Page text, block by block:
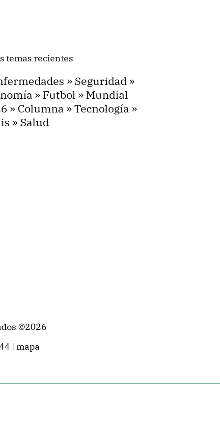
temas recientes
» Seguridad»
» Futbol » Mundial
» Columna »Tecnología »
» Salud
©2026
| mapa